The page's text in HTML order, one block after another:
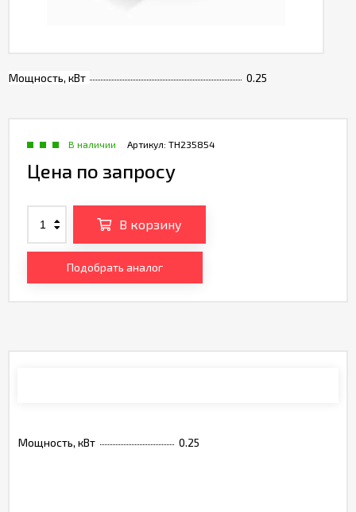
Мощность, кВт 0.25
Артикул: TH235854
В наличии
Цена по запросу
В корзину
Подобрать аналог
Мощность, кВт 0.25